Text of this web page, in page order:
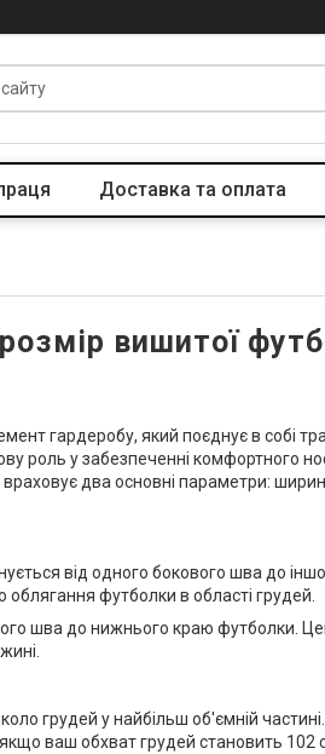
Доставка та оплата
вишитої
гардеробу, який поєднує в собі
роль у забезпеченні комфортного
враховує два основні параметри:
від одного бокового шва до
футболки в області грудей.
шва до нижнього краю футболки.
грудей у найбільш об'ємній
ваш обхват грудей становить 102